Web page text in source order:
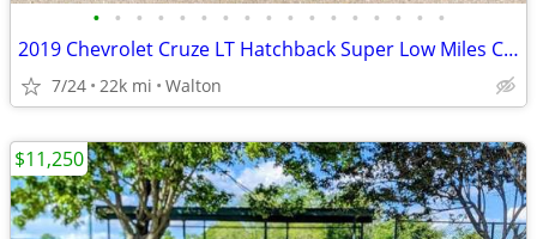
• • • • • • • • • • • • • • • • •
2019 Chevrolet Cruze LT Hatchback Super Low Miles Carfax in Hand
7/24 22k mi Walton
$11,250